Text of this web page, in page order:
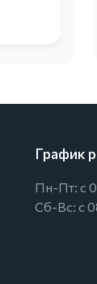
График
Пн-Пт: с
Сб-Вс: с